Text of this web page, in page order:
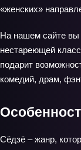
«женских»
На нашем сайте
нестареющей
подарит
комедий, драм,
Сёдзё – жанр,